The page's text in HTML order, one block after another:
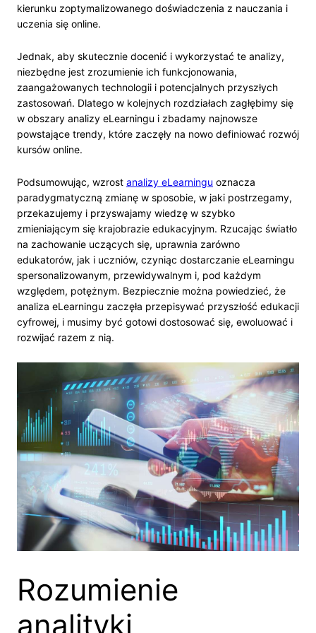
kierunku zoptymalizowanego doświadczenia z nauczania i
uczenia się online.
Jednak, aby skutecznie docenić i wykorzystać te analizy,
niezbędne jest zrozumienie ich funkcjonowania,
zaangażowanych technologii i potencjalnych przyszłych
zastosowań. Dlatego w kolejnych rozdziałach zagłębimy się
w obszary analizy eLearningu i zbadamy najnowsze
powstające trendy, które zaczęły na nowo definiować rozwój
kursów online.
Podsumowując, wzrost analizy eLearningu oznacza
paradygmatyczną zmianę w sposobie, w jaki postrzegamy,
przekazujemy i przyswajamy wiedzę w szybko
zmieniającym się krajobrazie edukacyjnym. Rzucając światło
na zachowanie uczących się, uprawnia zarówno
edukatorów, jak i uczniów, czyniąc dostarczanie eLearningu
spersonalizowanym, przewidywalnym i, pod każdym
względem, potężnym. Bezpiecznie można powiedzieć, że
analiza eLearningu zaczęła przepisywać przyszłość edukacji
cyfrowej, i musimy być gotowi dostosować się, ewoluować i
rozwijać razem z nią.
Rozumienie
analityki